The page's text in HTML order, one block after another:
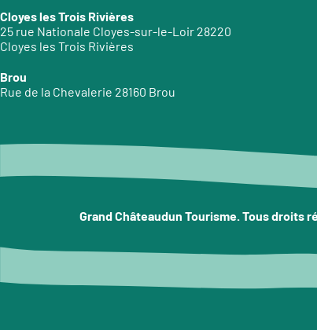
Cloyes les Trois Rivières
25 rue Nationale Cloyes-sur-le-Loir 28220
Cloyes les Trois Rivières
Brou
Rue de la Chevalerie 28160 Brou
Grand Châteaudun Tourisme. Tous droits